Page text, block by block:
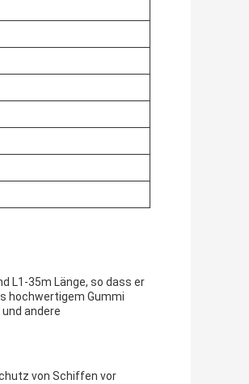
L1-35m Länge, so dass er
hochwertigem Gummi
andere
von Schiffen vor